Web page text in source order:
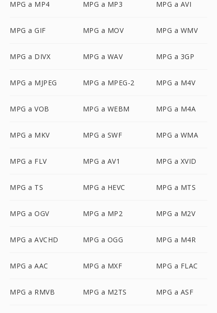
MPG a MP4 MPG a MP3 MPG a AVI
MPG a GIF MPG a MOV MPG a WMV
MPG a DIVX MPG a WAV MPG a 3GP
MPG a MJPEG MPG a MPEG-2 MPG a M4V
MPG a VOB MPG a WEBM MPG a M4A
MPG a MKV MPG a SWF MPG a WMA
MPG a FLV MPG a AV1 MPG a XVID
MPG a TS MPG a HEVC MPG a MTS
MPG a OGV MPG a MP2 MPG a M2V
MPG a AVCHD MPG a OGG MPG a M4R
MPG a AAC MPG a MXF MPG a FLAC
MPG a RMVB MPG a M2TS MPG a ASF